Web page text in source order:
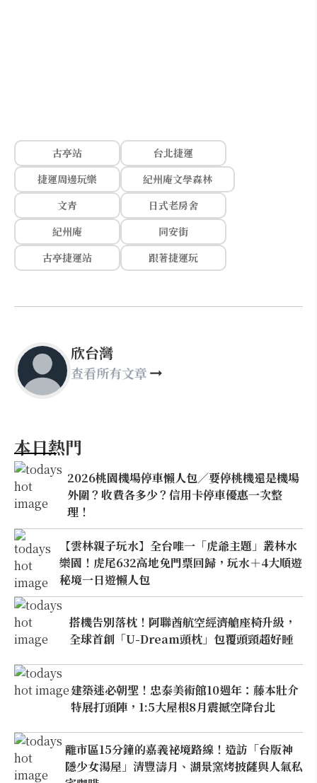
古亭站
台北捷運
捷運周邊玩樂
紀州庵文學森林
文青
日式老房舍
紀州庵
同安街
古亭捷運站
跟著捷運玩
欣台灣
查看所有文章
本日熱門
2026桃園機場停車懶人包／要停桃機還是機場
外圍？收費各多少？信用卡停車優惠一次整
理！
【雲林親子玩水】全台唯一「虎爺主題」叢林水
樂園！虎尾632高地免門票回歸，玩水＋4大順遊
秘境一日遊懶人包
搭機告別落枕！阿聯酋航空經濟艙座椅升級，
全球首創「U-Dream頭枕」包覆頭頸超好睡
建築迷必朝聖！忠泰美術館10週年：藤本壯介
特展打頭陣，1:5大屋根8月震撼空降台北
離市區15分鐘的嘉義祕境路線！造訪「台版神
隱少女湯屋」清豐濤月、湖景窯烤披薩與人氣私